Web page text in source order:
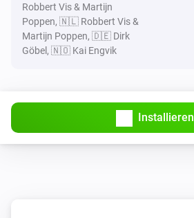
Robbert Vis & Martijn
Poppen, 🇳🇱 Robbert Vis &
Martijn Poppen, 🇩🇪 Dirk
Göbel, 🇳🇴 Kai Engvik
Installieren